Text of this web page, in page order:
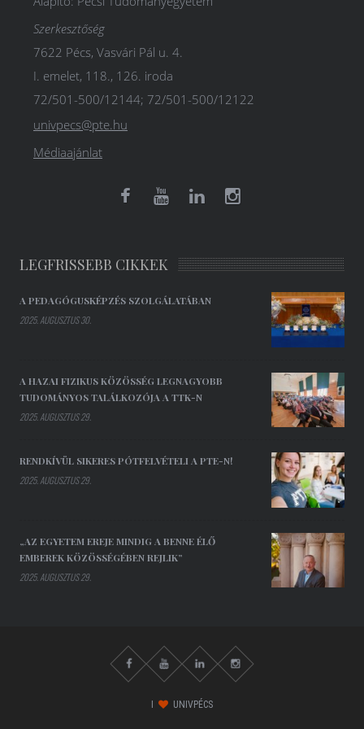
Szerkesztőség
7622 Pécs, Vasvári Pál u. 4.
I. emelet, 118., 126. iroda
72/501-500/12144; 72/501-500/12122
univpecs@pte.hu
Médiaajánlat
LEGFRISSEBB CIKKEK
A PEDAGÓGUSKÉPZÉS SZOLGÁLATÁBAN
2025. AUGUSZTUS 30.
A HAZAI FIZIKUS KÖZÖSSÉG LEGNAGYOBB
TUDOMÁNYOS TALÁLKOZÓJA A TTK-N
2025. AUGUSZTUS 29.
RENDKÍVÜL SIKERES PÓTFELVÉTELI A PTE-N!
2025. AUGUSZTUS 29.
„AZ EGYETEM EREJE MINDIG A BENNE ÉLŐ
EMBEREK KÖZÖSSÉGÉBEN REJLIK”
2025. AUGUSZTUS 29.
UNIVPÉCS